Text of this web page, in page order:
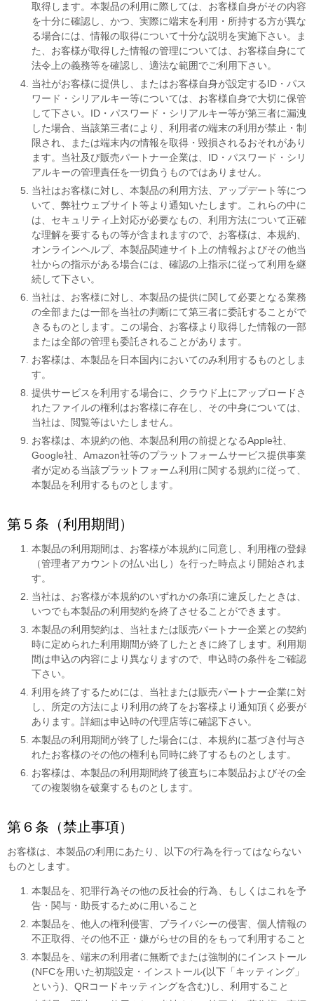
取得します。本製品の利用に際しては、お客様自身がその内容
を十分に確認し、かつ、実際に端末を利用・所持する方が異な
る場合には、情報の取得について十分な説明を実施下さい。ま
た、お客様が取得した情報の管理については、お客様自身にて
法令上の義務等を確認し、適法な範囲でご利用下さい。
当社がお客様に提供し、またはお客様自身が設定するID・パス
ワード・シリアルキー等については、お客様自身で大切に保管
して下さい。ID・パスワード・シリアルキー等が第三者に漏洩
した場合、当該第三者により、利用者の端末の利用が禁止・制
限され、または端末内の情報を取得・毀損されるおそれがあり
ます。当社及び販売パートナー企業は、ID・パスワード・シリ
アルキーの管理責任を一切負うものではありません。
当社はお客様に対し、本製品の利用方法、アップデート等につ
いて、弊社ウェブサイト等より通知いたします。これらの中に
は、セキュリティ上対応が必要なもの、利用方法について正確
な理解を要するもの等が含まれますので、お客様は、本規約、
オンラインヘルプ、本製品関連サイト上の情報およびその他当
社からの指示がある場合には、確認の上指示に従って利用を継
続して下さい。
当社は、お客様に対し、本製品の提供に関して必要となる業務
の全部または一部を当社の判断にて第三者に委託することがで
きるものとします。この場合、お客様より取得した情報の一部
または全部の管理も委託されることがあります。
お客様は、本製品を日本国内においてのみ利用するものとしま
す。
提供サービスを利用する場合に、クラウド上にアップロードさ
れたファイルの権利はお客様に存在し、その中身については、
当社は、閲覧等はいたしません。
お客様は、本規約の他、本製品利用の前提となるApple社、
Google社、Amazon社等のプラットフォームサービス提供事業
者が定める当該プラットフォーム利用に関する規約に従って、
本製品を利用するものとします。
第５条（利用期間）
本製品の利用期間は、お客様が本規約に同意し、利用権の登録
（管理者アカウントの払い出し）を行った時点より開始されま
す。
当社は、お客様が本規約のいずれかの条項に違反したときは、
いつでも本製品の利用契約を終了させることができます。
本製品の利用契約は、当社または販売パートナー企業との契約
時に定められた利用期間が終了したときに終了します。利用期
間は申込の内容により異なりますので、申込時の条件をご確認
下さい。
利用を終了するためには、当社または販売パートナー企業に対
し、所定の方法により利用の終了をお客様より通知頂く必要が
あります。詳細は申込時の代理店等に確認下さい。
本製品の利用期間が終了した場合には、本規約に基づき付与さ
れたお客様のその他の権利も同時に終了するものとします。
お客様は、本製品の利用期間終了後直ちに本製品およびその全
ての複製物を破棄するものとします。
第６条（禁止事項）
お客様は、本製品の利用にあたり、以下の行為を行ってはならない
ものとします。
本製品を、犯罪行為その他の反社会的行為、もしくはこれを予
告・関与・助長するために用いること
本製品を、他人の権利侵害、プライバシーの侵害、個人情報の
不正取得、その他不正・嫌がらせの目的をもって利用すること
本製品を、端末の利用者に無断でまたは強制的にインストール
(NFCを用いた初期設定・インストール(以下「キッティング」
という)、QRコードキッティングを含む)し、利用すること